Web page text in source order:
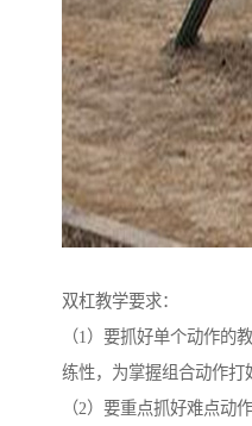
双杠教学要求：
（1）要抓好单个动作的
练性，为掌握组合动作打
（2）要重点抓好难点动